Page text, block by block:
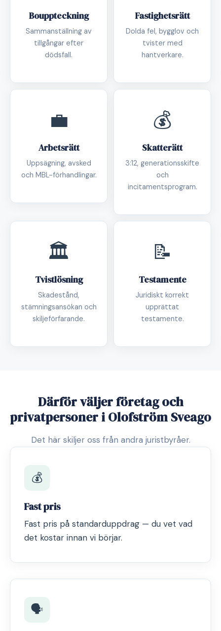
Bouppteckning
Sammanställning av
tillgångar efter
dödsfall.
Fastighetsrätt
Dolda fel, bygglov och
tvister med
hantverkare.
💼
Arbetsrätt
Uppsägning, avsked
och MBL-förhandlingar.
💰
Skatterätt
3:12, generationsskifte
och
incitamentsprogram.
🏛️
Tvistlösning
Skadestånd,
stämningsansökan och
skiljeförfarande.
📝
Testamente
Juridiskt korrekt
upprättat
testamente.
Därför väljer företag och
privatpersoner i Olofström Sveago
Det här skiljer oss från andra juristbyråer.
💰
Fast pris
Fast pris på standarduppdrag — du vet vad
det kostar innan vi börjar.
🗣️